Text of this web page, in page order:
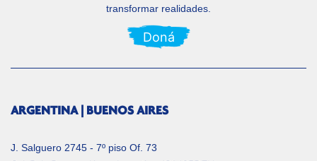
transformar realidades.
Doná
ARGENTINA | BUENOS AIRES
J. Salguero 2745 - 7º piso Of. 73